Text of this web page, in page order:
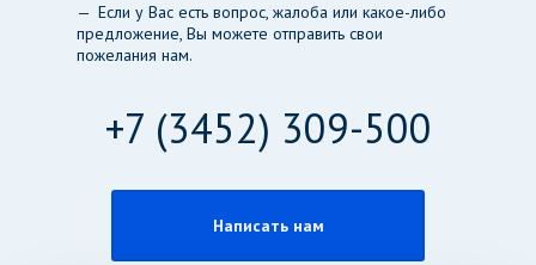
Если у Вас есть вопрос, жалоба или какое-либо
предложение, Вы можете отправить свои
пожелания нам.
+7 (3452) 309-500
Написать нам